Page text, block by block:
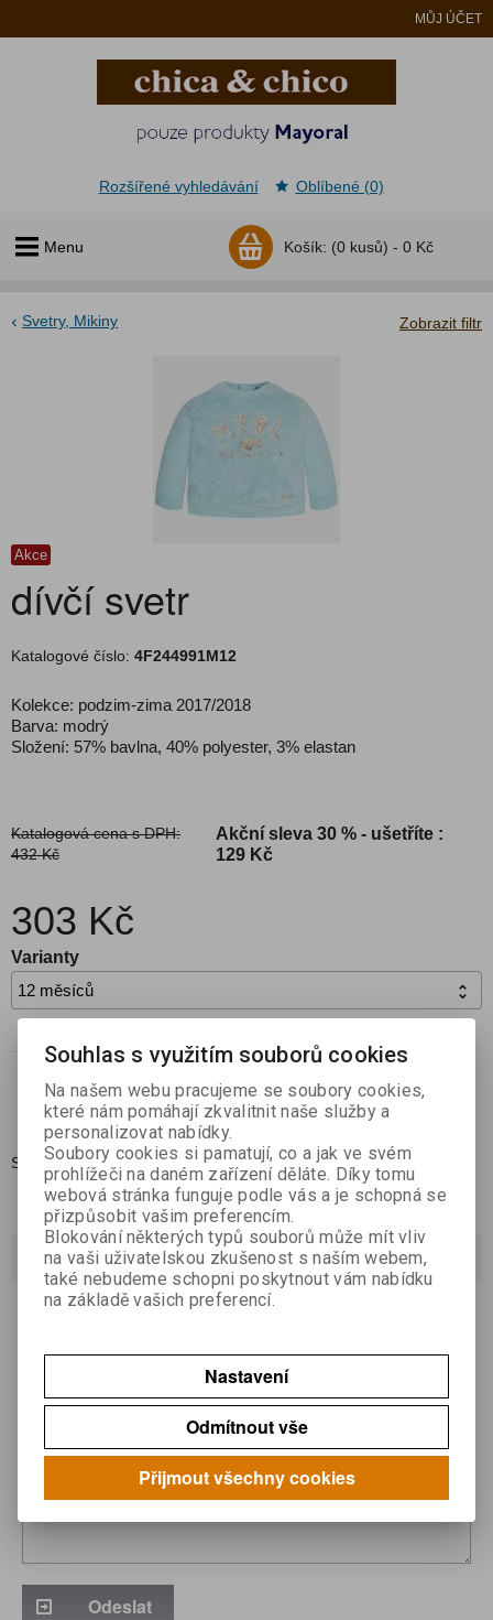
MŮJ ÚČET
Menu Košík: (0 kusů) - 0 Kč
Rozšířené vyhledávání Oblíbené (0)
Zobrazit filtr
Svetry, Mikiny
Akce
dívčí svetr
Katalogové číslo: 4F244991M12
Kolekce: podzim-zima 2017/2018
Barva: modrý
Složení: 57% bavlna, 40% polyester, 3% elastan
Katalogová cena s DPH:
432 Kč
Akční sleva 30 % - ušetříte :
129 Kč
303 Kč
Varianty

Koupit
Přidat do oblíbených
Skladem:1
Dotaz na výrobek
Váš email *
Váš dotaz *
Odeslat
Souhlas s využitím souborů cookies
Na našem webu pracujeme se soubory cookies,
které nám pomáhají zkvalitnit naše služby a
personalizovat nabídky.
Soubory cookies si pamatují, co a jak ve svém
prohlížeči na daném zařízení děláte. Díky tomu
webová stránka funguje podle vás a je schopná se
přizpůsobit vašim preferencím.
Blokování některých typů souborů může mít vliv
na vaši uživatelskou zkušenost s naším webem,
také nebudeme schopni poskytnout vám nabídku
na základě vašich preferencí.
Nastavení
Odmítnout vše
Přijmout všechny cookies